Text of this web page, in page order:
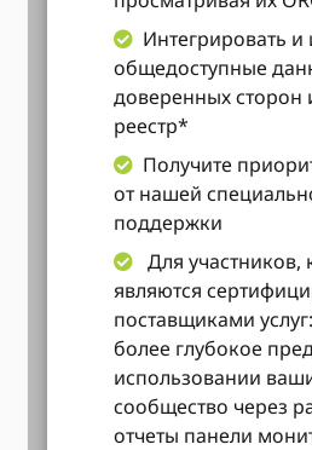
Интегрировать и
общедоступные
доверенных сторон
реестр*
Получите
от нашей
поддержки
Для участников,
являются
поставщиками
более глубокое
использовании
сообщество через
отчеты панели